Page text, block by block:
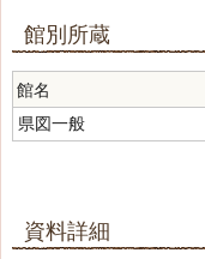
館別所蔵
館名
県図一般
資料詳細